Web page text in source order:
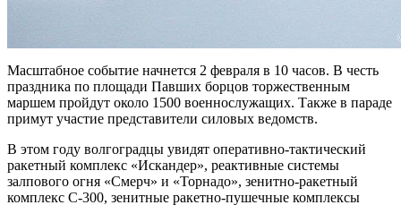
Масштабное событие начнется 2 февраля в 10 часов. В честь
праздника по площади Павших борцов торжественным
маршем пройдут около 1500 военнослужащих. Также в параде
примут участие представители силовых ведомств.
В этом году волгоградцы увидят оперативно-тактический
ракетный комплекс «Искандер», реактивные системы
залпового огня «Смерч» и «Торнадо», зенитно-ракетный
комплекс С-300, зенитные ракетно-пушечные комплексы